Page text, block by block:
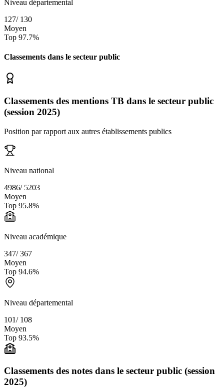
Niveau départemental
127/ 130
Moyen
Top 97.7%
Classements dans le secteur public
Classements des mentions TB dans le secteur public
(session 2025)
Position par rapport aux autres établissements publics
Niveau national
4986/ 5203
Moyen
Top 95.8%
Niveau académique
347/367
Moyen
Top 94.6%
Niveau départemental
101/ 108
Moyen
Top 93.5%
Classements des notes dans le secteur public (session
2025)